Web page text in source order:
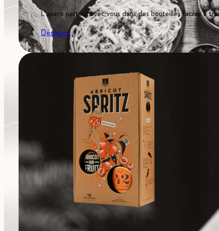
L’apéro partout avec vous dans des bouteilles faciles à
Découvrir